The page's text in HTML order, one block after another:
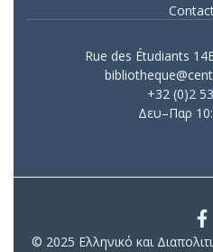
Rue des Étudiants
+32 (0)2
Δευ–Παρ
© 2025 Ελληνικό και